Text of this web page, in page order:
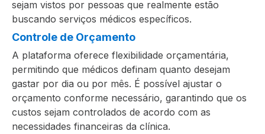
sejam vistos por pessoas que realmente estão
buscando serviços médicos específicos.
Controle de Orçamento
A plataforma oferece flexibilidade orçamentária,
permitindo que médicos definam quanto desejam
gastar por dia ou por mês. É possível ajustar o
orçamento conforme necessário, garantindo que os
custos sejam controlados de acordo com as
necessidades financeiras da clínica.